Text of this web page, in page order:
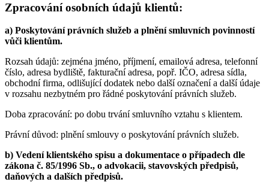
Zpracování osobních údajů klientů:
a) Poskytování právních služeb a plnění smluvních povinností
vůči klientům.
Rozsah údajů: zejména jméno, příjmení, emailová adresa, telefonní
číslo, adresa bydliště, fakturační adresa, popř. IČO, adresa sídla,
obchodní firma, odlišující dodatek nebo další označení a další údaje
v rozsahu nezbytném pro řádné poskytování právních služeb.
Doba zpracování: po dobu trvání smluvního vztahu s klientem.
Právní důvod: plnění smlouvy o poskytování právních služeb.
b) Vedení klientského spisu a dokumentace o případech dle
zákona č. 85/1996 Sb., o advokacii, stavovských předpisů,
daňových a dalších předpisů.